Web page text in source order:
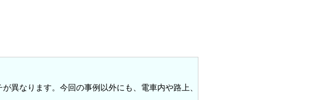
異なります。今回の事例以外にも、電車内や路上、